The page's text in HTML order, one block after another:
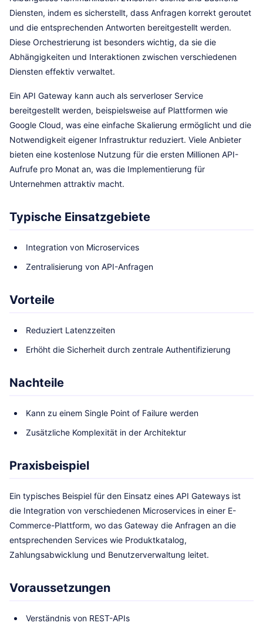
Diensten, indem es sicherstellt, dass Anfragen korrekt geroutet
und die entsprechenden Antworten bereitgestellt werden.
Diese Orchestrierung ist besonders wichtig, da sie die
Abhängigkeiten und Interaktionen zwischen verschiedenen
Diensten effektiv verwaltet.
Ein API Gateway kann auch als serverloser Service
bereitgestellt werden, beispielsweise auf Plattformen wie
Google Cloud, was eine einfache Skalierung ermöglicht und die
Notwendigkeit eigener Infrastruktur reduziert. Viele Anbieter
bieten eine kostenlose Nutzung für die ersten Millionen API-
Aufrufe pro Monat an, was die Implementierung für
Unternehmen attraktiv macht.
Typische Einsatzgebiete
Integration von Microservices
Zentralisierung von API-Anfragen
Vorteile
Reduziert Latenzzeiten
Erhöht die Sicherheit durch zentrale Authentifizierung
Nachteile
Kann zu einem Single Point of Failure werden
Zusätzliche Komplexität in der Architektur
Praxisbeispiel
Ein typisches Beispiel für den Einsatz eines API Gateways ist
die Integration von verschiedenen Microservices in einer E-
Commerce-Plattform, wo das Gateway die Anfragen an die
entsprechenden Services wie Produktkatalog,
Zahlungsabwicklung und Benutzerverwaltung leitet.
Voraussetzungen
Verständnis von REST-APIs